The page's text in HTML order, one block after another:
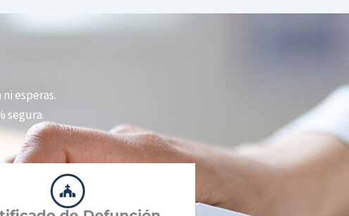
esperas.
segura.